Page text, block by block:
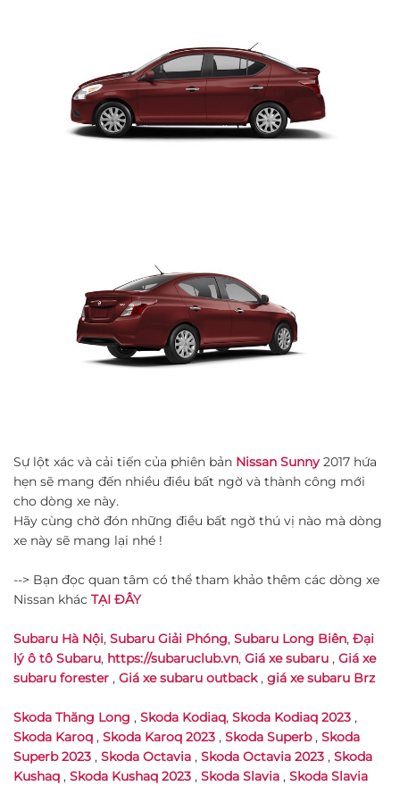
Sự lột xác và cải tiến của phiên bản Nissan Sunny 2017 hứa
hẹn sẽ mang đến nhiều điều bất ngờ và thành công mới
cho dòng xe này.
Hãy cùng chờ đón những điều bất ngờ thú vị nào mà dòng
xe này sẽ mang lại nhé !
--> Bạn đọc quan tâm có thể tham khảo thêm các dòng xe
Nissan khác TẠI ĐÂY
Subaru Hà Nội, Subaru Giải Phóng, Subaru Long Biên, Đại
lý ô tô Subaru, https://subaruclub.vn, Giá xe subaru , Giá xe
subaru forester , Giá xe subaru outback, giá xe subaru Brz
Skoda Thăng Long , Skoda Kodiaq, Skoda Kodiaq 2023 ,
Skoda Karoq , Skoda Karoq 2023 , Skoda Superb, Skoda
Superb 2023 , Skoda Octavia , Skoda Octavia 2023 , Skoda
Kushaq , Skoda Kushaq 2023 , Skoda Slavia , Skoda Slavia